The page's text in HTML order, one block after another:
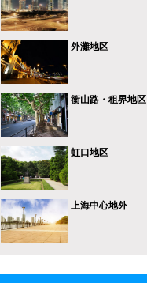
外灘地区
衝山路・租界地区
虹口地区
上海中心地外